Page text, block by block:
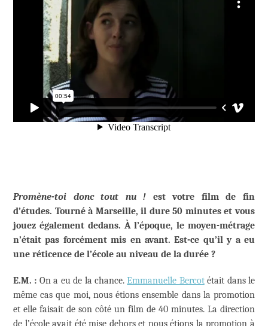
Promène-toi donc tout nu ! est votre film de fin
d’études. Tourné à Marseille, il dure 50 minutes et vous
jouez également dedans. À l’époque, le moyen-métrage
n’était pas forcément mis en avant. Est-ce qu’il y a eu
une réticence de l’école au niveau de la durée ?
E.M. : On a eu de la chance.Emmanuelle Bercotétait dans le
même cas que moi, nous étions ensemble dans la promotion
et elle faisait de son côté un film de 40 minutes. La direction
de l’école avait été mise dehors et nous étions la promotion à